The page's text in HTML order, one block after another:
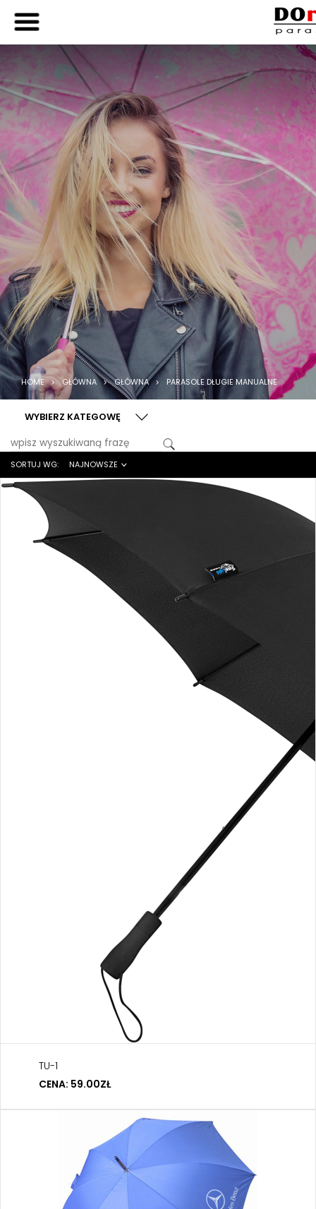
HOME GŁÓWNA GŁÓWNA PARASOLE DŁUGIE MANUALNE
WYBIERZ KATEGOWĘ
SORTUJ WG: NAJNOWSZE
TU-1
CENA: 59.00ZŁ